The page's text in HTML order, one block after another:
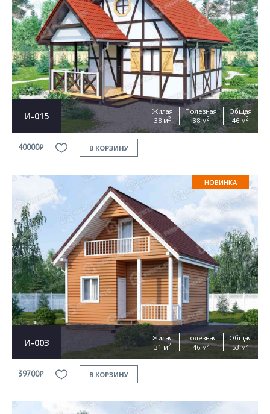
И-015
Жилая
38 м2
Полезная
38 м2
Общая
46 м2
40000₽ В КОРЗИНУ
НОВИНКА
И-003
Жилая
31 м2
Полезная
46 м2
Общая
53 м2
39700₽ В КОРЗИНУ